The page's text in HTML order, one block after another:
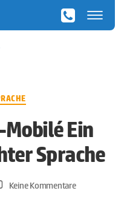
Ein
Sprache
Keine Kommentarezu